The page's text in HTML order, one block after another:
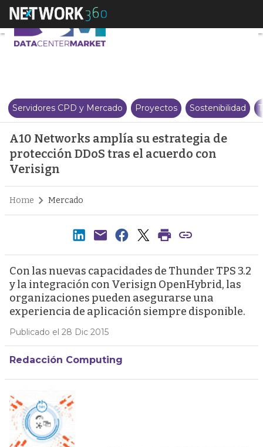
A10 Networks amplía su
Servidores CPD y Mercado Proyectos Sostenibilidad
A10 Networks amplía su estrategia de
protección DDoS tras el acuerdo con
Verisign
Home Mercado
Con las nuevas capacidades de Thunder TPS 3.2
y la integración con Verisign OpenHybrid, las
organizaciones pueden asegurarse una
experiencia de aplicación siempre disponible.
Publicado el 28 Dic 2015
Redacción Computing